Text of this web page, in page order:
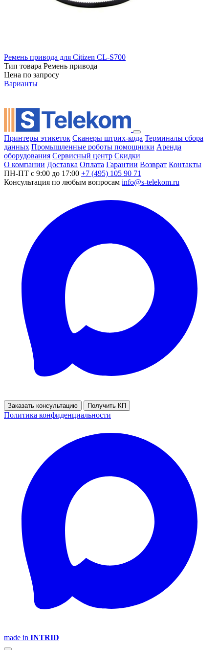
Ремень привода для Citizen CL-S700
Тип товара Ремень привода
Цена по запросу
Варианты
Принтеры этикеток Сканеры штрих-кода Терминалы сбора
данных Промышленные роботы помощники Аренда
оборудования Сервисный центр Скидки
О компании Доставка Оплата Гарантии Возврат Контакты
ПН-ПТ с 9:00 до 17:00 +7 (495) 105 90 71
Консультация по любым вопросам info@s-telekom.ru
Заказать консультацию Получить КП
Политика конфиденциальности
made in INTRID